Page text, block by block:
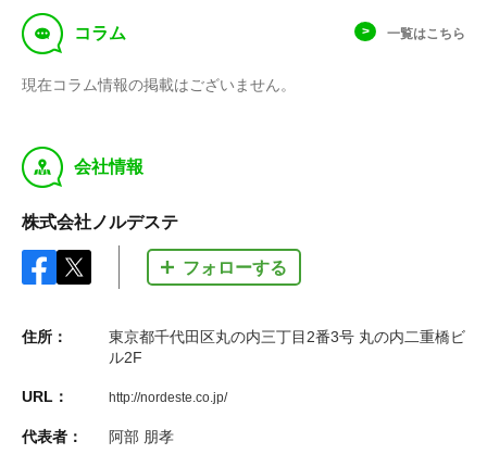
f コラム 一覧はこちら
現在コラム情報の掲載はございません。
y 会社情報
株式会社ノルデステ
フォローする
住所：
東京都千代田区丸の内三丁目2番3号 丸の内二重橋ビ
ル2F
URL： http://nordeste.co.jp/
代表者： 阿部 朋孝